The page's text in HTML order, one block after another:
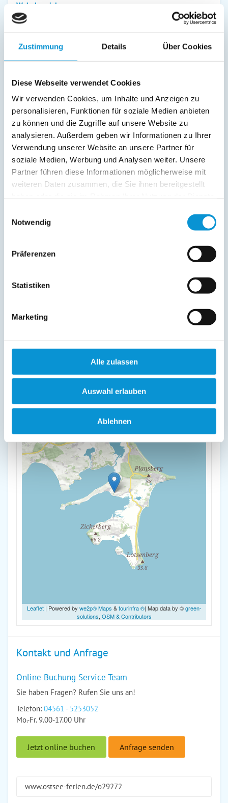
Zustimmung Details Über Cookies
Diese Webseite verwendet Cookies
Wir verwenden Cookies, um Inhalte und Anzeigen zu
personalisieren, Funktionen für soziale Medien anbieten
zu können und die Zugriffe auf unsere Website zu
analysieren. Außerdem geben wir Informationen zu Ihrer
Verwendung unserer Website an unsere Partner für
soziale Medien, Werbung und Analysen weiter. Unsere
Partner führen diese Informationen möglicherweise mit
weiteren Daten zusammen, die Sie ihnen bereitgestellt
Notwendig
Präferenzen
Statistiken
Marketing
Alle zulassen
Auswahl erlauben
Ablehnen
Wohnbereich:
Dusche/WC
Fernseher
Parkplatz
Grillplatz
Balkon
Service:
Bettwäsche inkl.
Handtücher inkl.
Verpflegung:
Beschreibung
Naturidyll Mariendorf - Ferienwohnung Hagensche Wiek
18586 Mariendorf
+
Leaflet| Powered by we2p® Maps &tourinfra ®| Map data by ©green-
solutions, OSM & Contributors
Kontakt und Anfrage
Online Buchung Service Team
Sie haben Fragen? Rufen Sie uns an!
Telefon: 04561 - 5253052
Mo.-Fr. 9.00-17.00 Uhr
Jetzt online buchen Anfrage senden
www.ostsee-ferien.de/o29272